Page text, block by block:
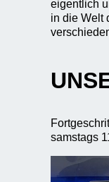
eigentlich
in die Welt
samstags